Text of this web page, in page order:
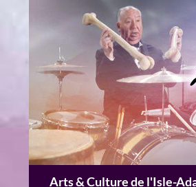
Arts & Culture de l'Isle-